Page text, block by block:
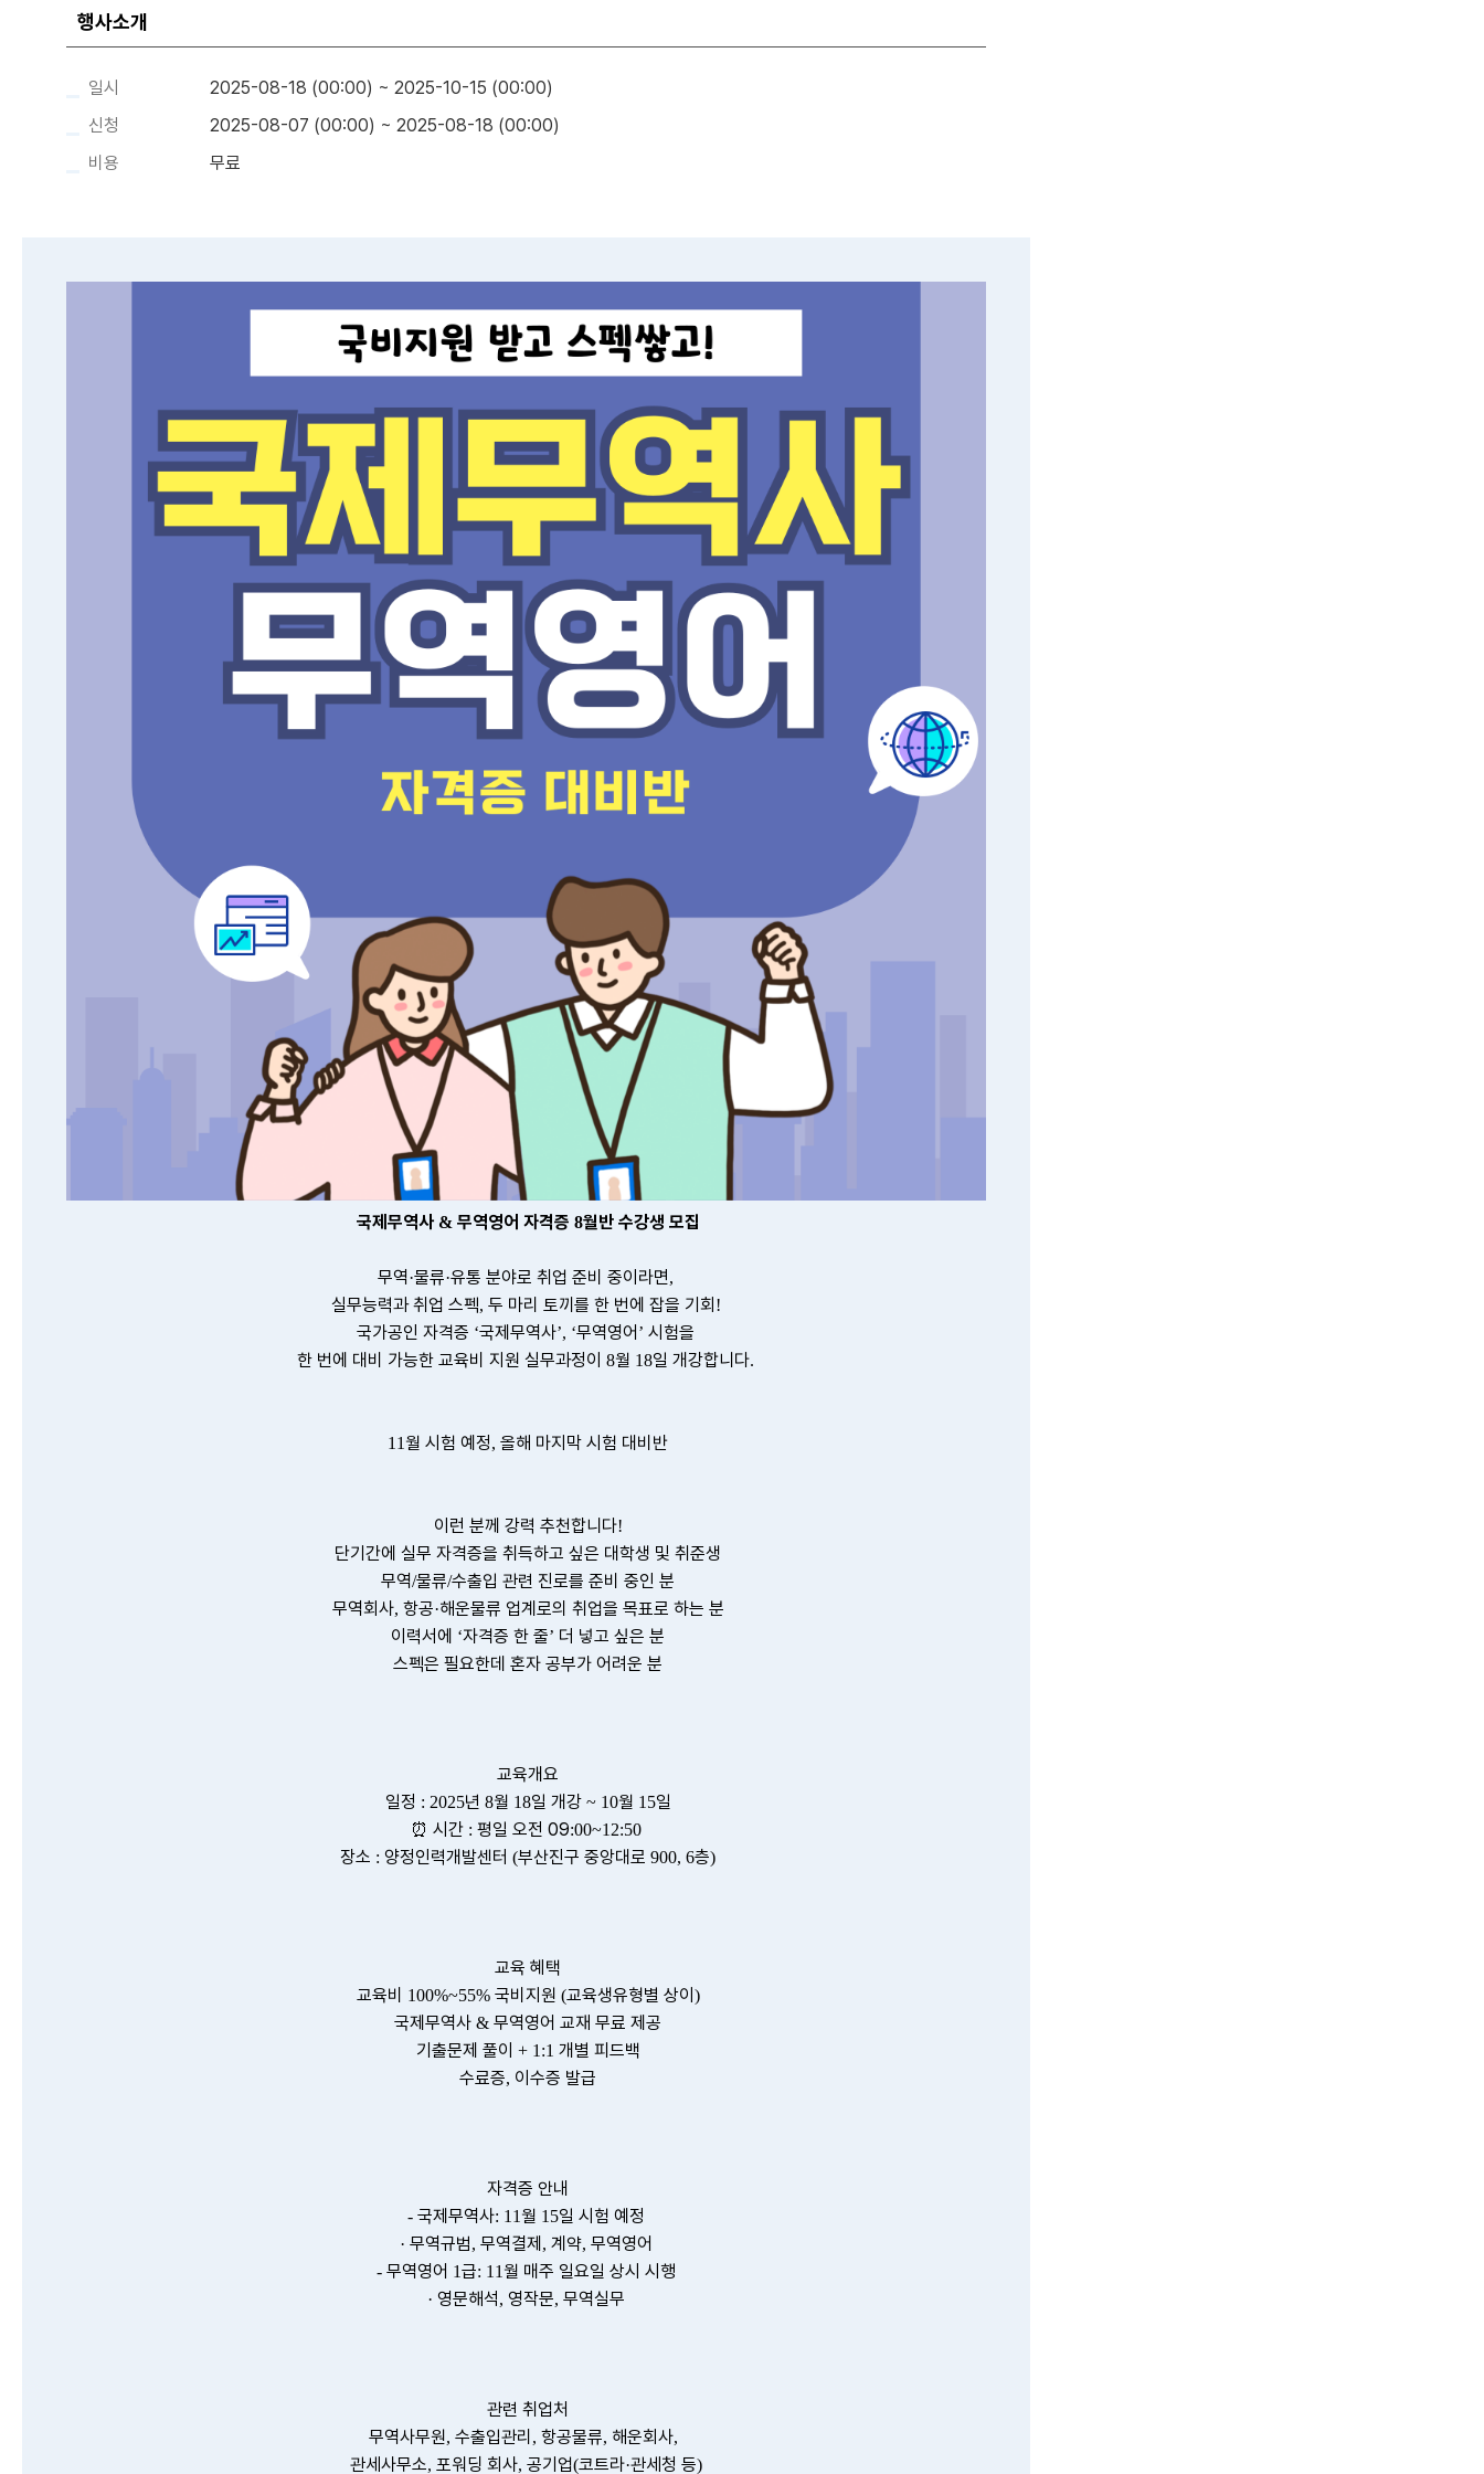
행사소개
일시
2025-08-18 (00:00) ~ 2025-10-15 (00:00)
신청
2025-08-07 (00:00) ~ 2025-08-18 (00:00)
비용
무료
국제무역사 & 무역영어 자격증 8월반 수강생 모집
무역·물류·유통 분야로 취업 준비 중이라면,
실무능력과 취업 스펙, 두 마리 토끼를 한 번에 잡을 기회 !
국가공인 자격증 ‘국제무역사’, ‘무역영어 ’시험을
한 번에 대비 가능한교육비 지원 실무과정이 8월 18일 개강합니다.
11월 시험 예정,올해 마지막 시험 대비반
이런 분께 강력 추천합니다!
단기간에 실무 자격증을 취득하고 싶은 대학생 및 취준생
무역/물류/수출입 관련 진로를 준비 중인 분
무역회사, 항공·해운물류 업계로의 취업을 목표로 하는 분
이력서에 ‘자격증 한 줄’ 더 넣고 싶은 분
스펙은 필요한데 혼자 공부가 어려운 분
교육개요
일정 : 2025년 8월 18일 개강 ~ 10월 15일
⏰ 시간 : 평일 오전 09:00~12:50
장소 :양정인력개발센터(부산진구 중앙대로900, 6층)
교육 혜택
교육비
100%~55% 국비지원 (교육생유형별 상이 )
국제무역사&무역영어 교재 무료 제공
기출문제 풀이 + 1:1 개별 피드백
수료증, 이수증 발급
자격증 안내
- 국제무역사: 11월 15일 시험 예정
· 무역규범, 무역결제 , 계약, 무역영어
- 무역영어 1급: 11월 매주 일요일 상시 시행
· 영문해석, 영작문, 무역실무
관련 취업처
무역사무원,수출입관리 ,항공물류, 해운회사,
관세사무소, 포워딩 회사, 공기업(코트라·관세청 등)